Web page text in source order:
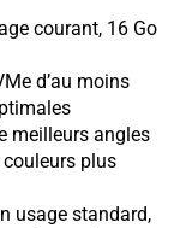
courant, 16 Go
d’au moins
meilleurs angles
plus
usage standard,